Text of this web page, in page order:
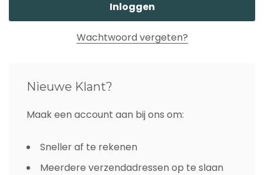
Wachtwoord vergeten?
Nieuwe Klant?
Maak een account aan bij ons om:
Sneller af te rekenen
Meerdere verzendadressen op te slaan